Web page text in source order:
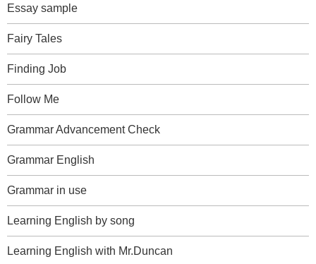
Essay sample
Fairy Tales
Finding Job
Follow Me
Grammar Advancement Check
Grammar English
Grammar in use
Learning English by song
Learning English with Mr.Duncan